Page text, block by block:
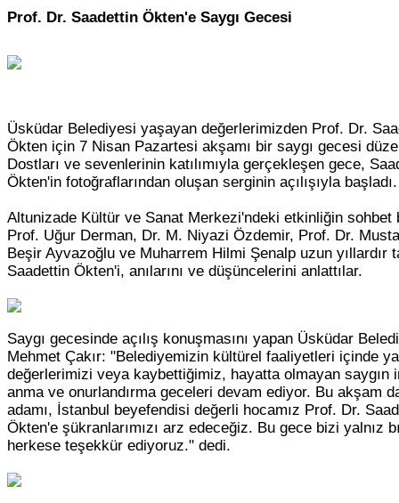
Prof. Dr. Saadettin Ökten'e Saygı Gecesi
Üsküdar Belediyesi yaşayan değerlerimizden Prof. Dr.
Ökten için 7 Nisan Pazartesi akşamı bir saygı gecesi
Dostları ve sevenlerinin katılımıyla gerçekleşen gece,
Ökten'in fotoğraflarından oluşan serginin açılışıyla başladı.
Altunizade Kültür ve Sanat Merkezi'ndeki etkinliğin sohbet
Prof. Uğur Derman, Dr. M. Niyazi Özdemir, Prof. Dr.
Beşir Ayvazoğlu ve Muharrem Hilmi Şenalp uzun yıllardır
Saadettin Ökten'i, anılarını ve düşüncelerini anlattılar.
Saygı gecesinde açılış konuşmasını yapan Üsküdar
Mehmet Çakır: "Belediyemizin kültürel faaliyetleri içinde
değerlerimizi veya kaybettiğimiz, hayatta olmayan saygın
anma ve onurlandırma geceleri devam ediyor. Bu akşam
adamı, İstanbul beyefendisi değerli hocamız Prof. Dr.
Ökten'e şükranlarımızı arz edeceğiz. Bu gece bizi yalnız
herkese teşekkür ediyoruz." dedi.